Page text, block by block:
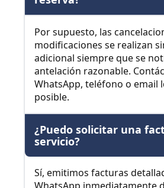
Por supuesto, las
modificaciones se realizan
adicional siempre que se
antelación razonable.
WhatsApp, teléfono o email
posible.
¿Puedo solicitar una
servicio?
Sí, emitimos facturas